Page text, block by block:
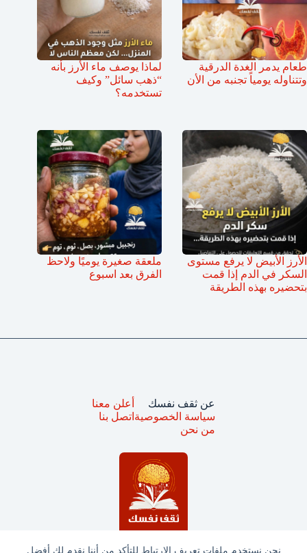
نحن نستخدم ملفات تعريف الارتباط للتأكد من أننا نقدم لك أفضل
طعام يدمر الغدة الدرقية
وتتناوله يومياً تجنبه من الأن
لماذا يوصف ماء الأرز بأنه
“ذهب سائل” وكيف
تستخدمه؟
الأرز الأبيض لا يرفع مستوى
السكر في الدم إذا قمت
بتحضيره بهذه الطريقة
ملعقة صغيرة يوميًا ولاحظ
الفرق بعد اسبوع
عن ثقف نفسك
سياسة الخصوصية
من نحن
أعلن معنا
اتصل بنا